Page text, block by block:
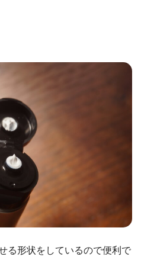
る形状をしているので便利で